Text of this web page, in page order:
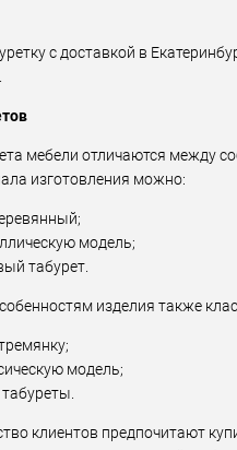
с доставкой в
мебели отличаются между
изготовления можно:
модель;
табурет.
изделия также
модель;
клиентов предпочитают